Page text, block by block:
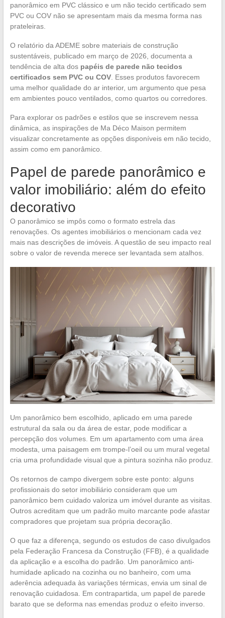
panorâmico em PVC clássico e um não tecido certificado sem
PVC ou COV não se apresentam mais da mesma forma nas
prateleiras.
O relatório da ADEME sobre materiais de construção
sustentáveis, publicado em março de 2026, documenta a
tendência de alta dos papéis de parede não tecidos
certificados sem PVC ou COV. Esses produtos favorecem
uma melhor qualidade do ar interior, um argumento que pesa
em ambientes pouco ventilados, como quartos ou corredores.
Para explorar os padrões e estilos que se inscrevem nessa
dinâmica, as inspirações de Ma Déco Maison permitem
visualizar concretamente as opções disponíveis em não tecido,
assim como em panorâmico.
Papel de parede panorâmico e
valor imobiliário: além do efeito
decorativo
O panorâmico se impôs como o formato estrela das
renovações. Os agentes imobiliários o mencionam cada vez
mais nas descrições de imóveis. A questão de seu impacto real
sobre o valor de revenda merece ser levantada sem atalhos.
Um panorâmico bem escolhido, aplicado em uma parede
estrutural da sala ou da área de estar, pode modificar a
percepção dos volumes. Em um apartamento com uma área
modesta, uma paisagem em trompe-l’oeil ou um mural vegetal
cria uma profundidade visual que a pintura sozinha não produz.
Os retornos de campo divergem sobre este ponto: alguns
profissionais do setor imobiliário consideram que um
panorâmico bem cuidado valoriza um imóvel durante as visitas.
Outros acreditam que um padrão muito marcante pode afastar
compradores que projetam sua própria decoração.
O que faz a diferença, segundo os estudos de caso divulgados
pela Federação Francesa da Construção (FFB), é a qualidade
da aplicação e a escolha do padrão. Um panorâmico anti-
humidade aplicado na cozinha ou no banheiro, com uma
aderência adequada às variações térmicas, envia um sinal de
renovação cuidadosa. Em contrapartida, um papel de parede
barato que se deforma nas emendas produz o efeito inverso.